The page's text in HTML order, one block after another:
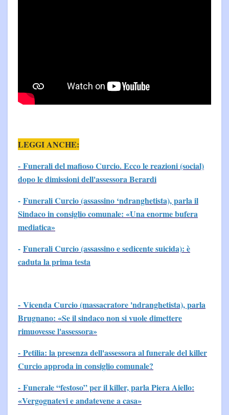
LEGGI ANCHE:
- Funerali del mafioso Curcio. Ecco le reazioni (social)
dopo le dimissioni dell'assessora Berardi
- Funerali Curcio (assassino ‘ndranghetista), parla il
Sindaco in consiglio comunale: «Una enorme bufera
mediatica»
- Funerali Curcio (assassino e sedicente suicida): è
caduta la prima testa
- Vicenda Curcio (massacratore 'ndranghetista), parla
Brugnano: «Se il sindaco non si vuole dimettere
rimuovesse l'assessora»
- Petilia: la presenza dell'assessora al funerale del killer
Curcio approda in consiglio comunale?
- Funerale “festoso” per il killer, parla Piera Aiello:
«Vergognatevi e andatevene a casa»